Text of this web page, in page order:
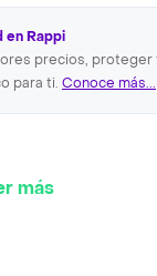
en Rappi
precios, proteger
para ti. Conoce más...
más